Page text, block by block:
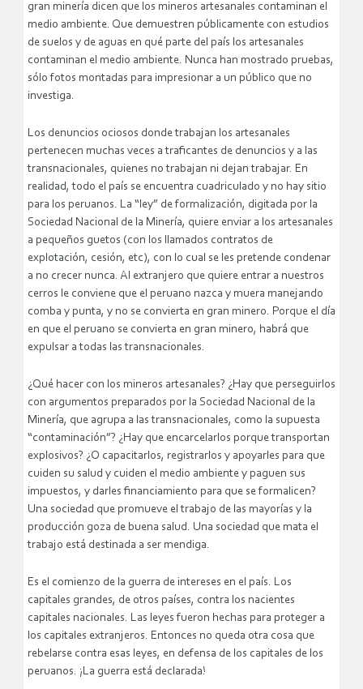
gran minería dicen que los mineros artesanales contaminan el
medio ambiente. Que demuestren públicamente con estudios
de suelos y de aguas en qué parte del país los artesanales
contaminan el medio ambiente. Nunca han mostrado pruebas,
sólo fotos montadas para impresionar a un público que no
investiga.
Los denuncios ociosos donde trabajan los artesanales
pertenecen muchas veces a traficantes de denuncios y a las
transnacionales, quienes no trabajan ni dejan trabajar. En
realidad, todo el país se encuentra cuadriculado y no hay sitio
para los peruanos. La “ley” de formalización, digitada por la
Sociedad Nacional de la Minería, quiere enviar a los artesanales
a pequeños guetos (con los llamados contratos de
explotación, cesión, etc), con lo cual se les pretende condenar
a no crecer nunca. Al extranjero que quiere entrar a nuestros
cerros le conviene que el peruano nazca y muera manejando
comba y punta, y no se convierta en gran minero. Porque el día
en que el peruano se convierta en gran minero, habrá que
expulsar a todas las transnacionales.
¿Qué hacer con los mineros artesanales? ¿Hay que perseguirlos
con argumentos preparados por la Sociedad Nacional de la
Minería, que agrupa a las transnacionales, como la supuesta
“contaminación”? ¿Hay que encarcelarlos porque transportan
explosivos? ¿O capacitarlos, registrarlos y apoyarles para que
cuiden su salud y cuiden el medio ambiente y paguen sus
impuestos, y darles financiamiento para que se formalicen?
Una sociedad que promueve el trabajo de las mayorías y la
producción goza de buena salud. Una sociedad que mata el
trabajo está destinada a ser mendiga.
Es el comienzo de la guerra de intereses en el país. Los
capitales grandes, de otros países, contra los nacientes
capitales nacionales. Las leyes fueron hechas para proteger a
los capitales extranjeros. Entonces no queda otra cosa que
rebelarse contra esas leyes, en defensa de los capitales de los
peruanos. ¡La guerra está declarada!